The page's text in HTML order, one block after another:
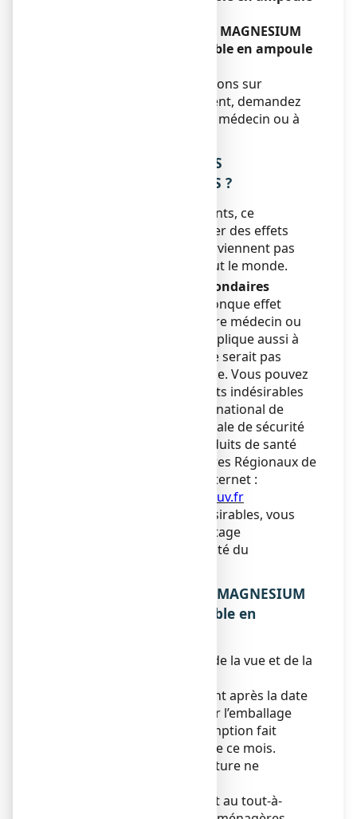
Si vous arrêtez de prendre MAGNESIUM
OLIGOSOL, solution buvable en ampoule
Si vous avez d’autres questions sur
l’utilisation de ce médicament, demandez
plus d’informations à votre médecin ou à
4. QUELS SONT LES EFFETS
INDESIRABLES EVENTUELS ?
Comme tous les médicaments, ce
médicament peut provoquer des effets
indésirables, mais ils ne surviennent pas
systématiquement chez tout le monde.
Déclaration des effets secondaires
Si vous ressentez un quelconque effet
indésirable, parlez-en à votre médecin ou
votre pharmacien. Ceci s’applique aussi à
tout effet indésirable qui ne serait pas
mentionné dans cette notice. Vous pouvez
également déclarer les effets indésirables
directement via le système national de
déclaration : Agence nationale de sécurité
du médicament et des produits de santé
(ANSM) et réseau des Centres Régionaux de
Pharmacovigilance - Site internet :
www.signalement-sante.gouv.fr
En signalant les effets indésirables, vous
contribuez à fournir davantage
d’informations sur la sécurité du
5. COMMENT CONSERVER MAGNESIUM
OLIGOSOL, solution buvable en
Tenir ce médicament hors de la vue et de la
N’utilisez pas ce médicament après la date
de péremption indiquée sur l’emballage
après EXP. La date de péremption fait
référence au dernier jour de ce mois.
A conserver à une température ne
Ne jetez aucun médicament au tout-à-